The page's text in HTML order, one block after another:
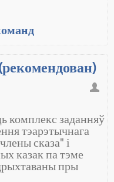
комплекс заданняў
тэарэтычнага
сказа" і
казак па тэме
пры